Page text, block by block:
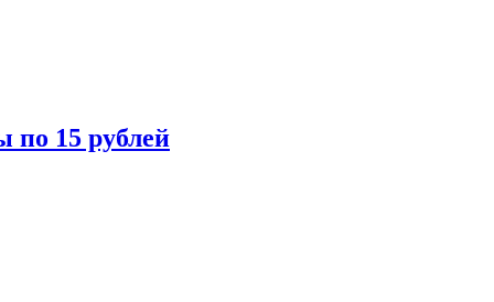
по 15 рублей